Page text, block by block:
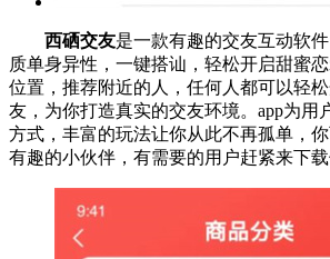
西硒交友是一款有趣的交友互动软
质单身异性，一键搭讪，轻松开启甜蜜
位置，推荐附近的人，任何人都可以轻
友，为你打造真实的交友环境。app为用
方式，丰富的玩法让你从此不再孤单，
有趣的小伙伴，有需要的用户赶紧来下载